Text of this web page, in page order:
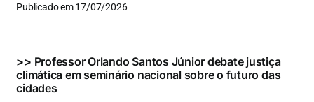
Publicado em 17/07/2026
>> Professor Orlando Santos Júnior debate justiça
climática em seminário nacional sobre o futuro das
cidades